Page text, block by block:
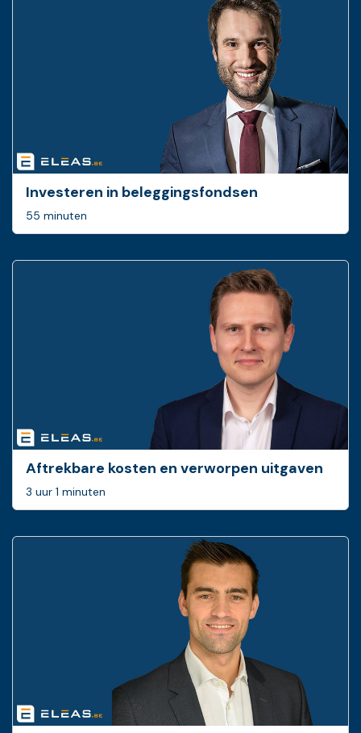
Investeren in beleggingsfondsen
55 minuten
Aftrekbare kosten en verworpen uitgaven
3 uur 1 minuten